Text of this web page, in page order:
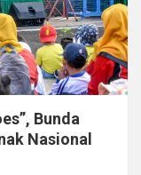
Bunda
Nasional